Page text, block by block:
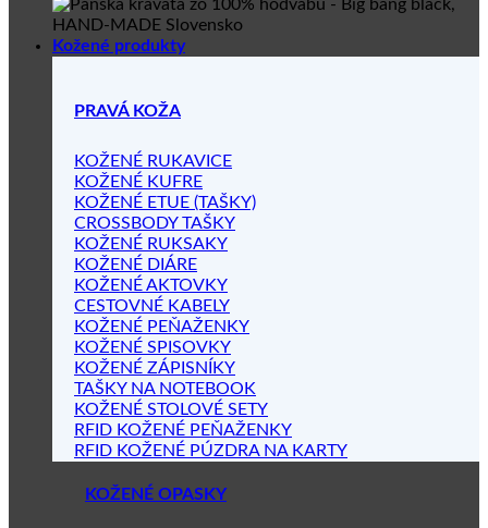
Kožené produkty
PRAVÁ KOŽA
KOŽENÉ RUKAVICE
KOŽENÉ KUFRE
KOŽENÉ ETUE (TAŠKY)
CROSSBODY TAŠKY
KOŽENÉ RUKSAKY
KOŽENÉ DIÁRE
KOŽENÉ AKTOVKY
CESTOVNÉ KABELY
KOŽENÉ PEŇAŽENKY
KOŽENÉ SPISOVKY
KOŽENÉ ZÁPISNÍKY
TAŠKY NA NOTEBOOK
KOŽENÉ STOLOVÉ SETY
RFID KOŽENÉ PEŇAŽENKY
RFID KOŽENÉ PÚZDRA NA KARTY
KOŽENÉ OPASKY